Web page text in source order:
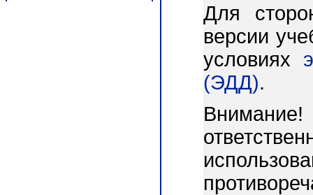
Для
версии
условиях
(ЭДД).